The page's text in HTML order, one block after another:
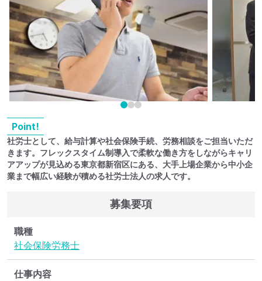
Point!
社労士として、給与計算や社会保険手続、労務相談をご担当いただ
きます。フレックスタイム制導入で柔軟な働き方をしながらキャリ
アアップが見込める東京都新宿区にある、大手上場企業から中小企
業まで幅広い経験が積める社労士法人の求人です。
募集要項
職種
社会保険労務士
仕事内容